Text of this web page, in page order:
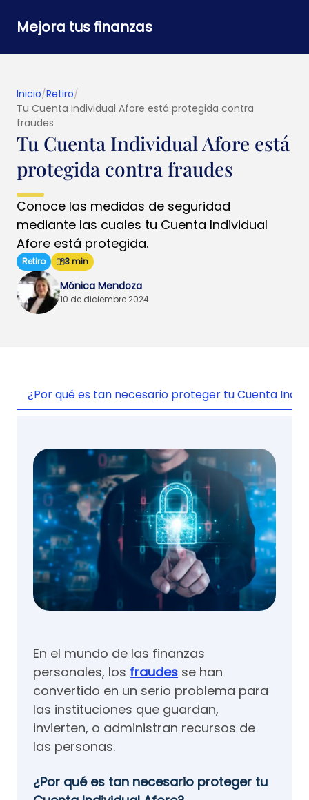
Mejora tus finanzas
Inicio/Retiro/
Tu Cuenta Individual Afore está protegida contra
fraudes
Tu Cuenta Individual Afore está
protegida contra fraudes
Conoce las medidas de seguridad
mediante las cuales tu Cuenta Individual
Afore está protegida.
Retiro 3 min
Mónica Mendoza
10 de diciembre 2024
¿Por qué es tan necesario proteger tu Cuenta
En el mundo de las finanzas
personales, los fraudes se han
convertido en un serio problema para
las instituciones que guardan,
invierten, o administran recursos de
las personas.
¿Por qué es tan necesario proteger tu